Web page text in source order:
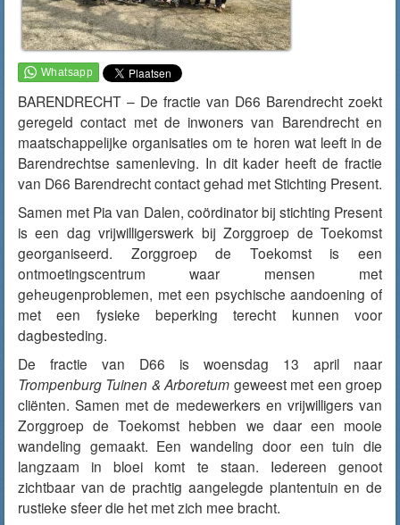
BARENDRECHT – De fractie van D66 Barendrecht zoekt
geregeld contact met de inwoners van Barendrecht en
maatschappelijke organisaties om te horen wat leeft in de
Barendrechtse samenleving. In dit kader heeft de fractie
van D66 Barendrecht contact gehad met Stichting Present.
Samen met Pia van Dalen, coördinator bij stichting Present
is een dag vrijwilligerswerk bij Zorggroep de Toekomst
georganiseerd. Zorggroep de Toekomst is een
ontmoetingscentrum waar mensen met
geheugenproblemen, met een psychische aandoening of
met een fysieke beperking terecht kunnen voor
dagbesteding.
De fractie van D66 is woensdag 13 april naar
Trompenburg Tuinen & Arboretum geweest met een groep
cliënten. Samen met de medewerkers en vrijwilligers van
Zorggroep de Toekomst hebben we daar een mooie
wandeling gemaakt. Een wandeling door een tuin die
langzaam in bloei komt te staan. Iedereen genoot
zichtbaar van de prachtig aangelegde plantentuin en de
rustieke sfeer die het met zich mee bracht.